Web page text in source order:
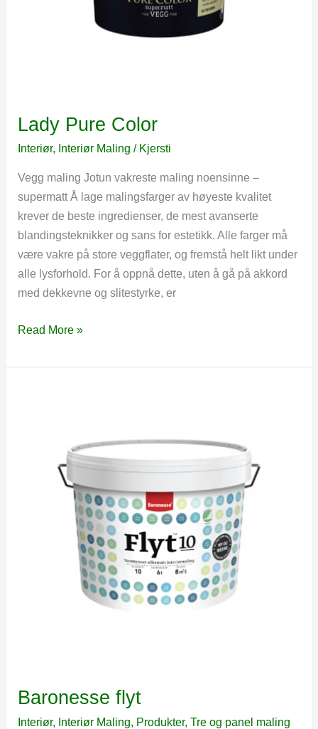
Lady Pure Color
Interiør, Interiør Maling / Kjersti
Vegg maling Jotun vakreste maling noensinne –
supermatt Å lage malingsfarger av høyeste kvalitet
krever de beste ingredienser, de mest avanserte
blandingsteknikker og sans for estetikk. Alle farger må
være vakre på store veggflater, og fremstå helt likt under
alle lysforhold. For å oppnå dette, uten å gå på akkord
med dekkevne og slitestyrke, er
Lady
Color
Read More »
Baronesse flyt
Interiør, Interiør Maling, Produkter,Tre og panel maling